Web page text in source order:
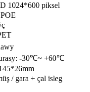
1024*600 piksel
-30℃~ +60℃
/ gara + çal isleg